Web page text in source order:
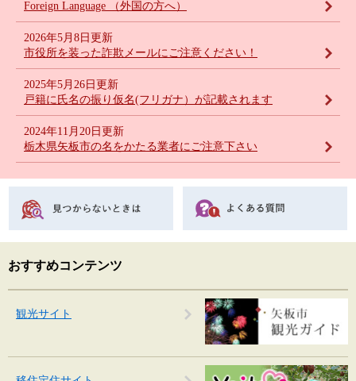
Foreign Language （外国の方へ）
市役所を装った詐欺メールにご注意ください！
2026年5月8日更新
戸籍に氏名の振り仮名(フリガナ）が記載されます
2025年5月26日更新
栃木県矢板市の名をかたる業者にご注意下さい
2024年11月20日更新
おすすめコンテンツ
観光サイト